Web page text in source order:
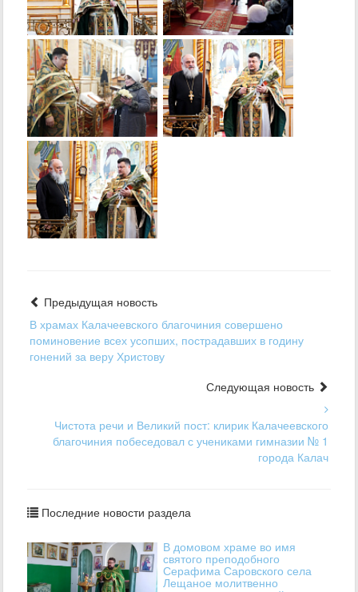
Предыдущая новость
В храмах Калачеевского благочиния совершено
поминовение всех усопших, пострадавших в годину
гонений за веру Христову
Следующая новость
Чистота речи и Великий пост: клирик Калачеевского
благочиния побеседовал с учениками гимназии № 1
города Калач
Последние новости раздела
В домовом храме во имя
святого преподобного
Серафима Саровского села
Лещаное молитвенно